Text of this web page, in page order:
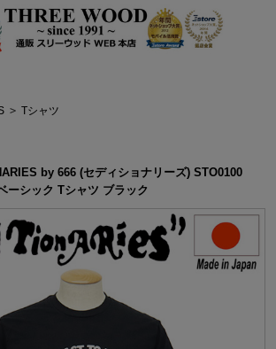
> Tシャツ
by 666 (セディショナリーズ) STO0100
ーシック Tシャツ ブラック